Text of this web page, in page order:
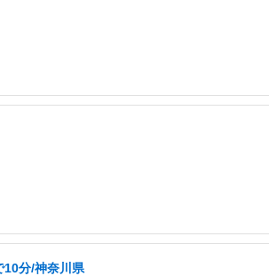
10分/神奈川県